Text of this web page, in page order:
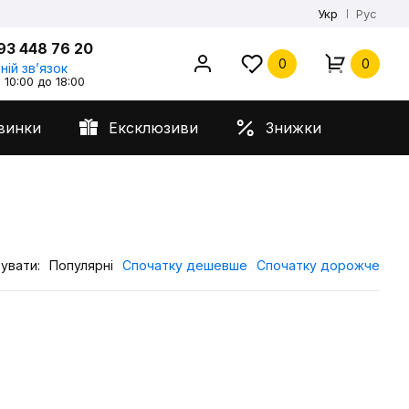
Укр Рус
448 76 20
звʼязок
до 18:00
0 0
Ексклюзиви Знижки
Популярні Спочатку дешевше Спочатку дорожче